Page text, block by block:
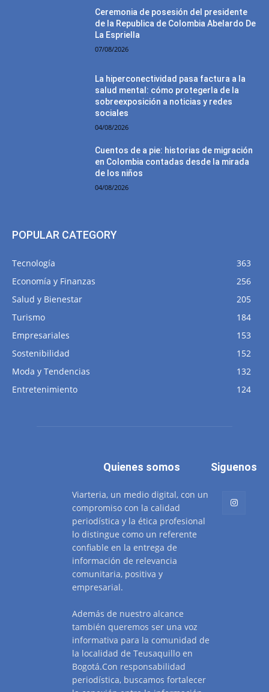
Ceremonia de posesión del presidente
de la Republica de Colombia Abelardo De
La Espriella
07/08/2026
La hiperconectividad pasa factura a la
salud mental: cómo protegerla de la
sobreexposición a noticias y redes
sociales
04/08/2026
Cuentos de a pie: historias de migración
en Colombia contadas desde la mirada
de los niños
04/08/2026
POPULAR CATEGORY
Tecnología
363
Economía y Finanzas
256
Salud y Bienestar
205
Turismo
184
Empresariales
153
Sostenibilidad
152
Moda y Tendencias
132
Entretenimiento
124
Quienes somos
Viarteria, un medio digital, con un
compromiso con la calidad
periodística y la ética profesional
lo distingue como un referente
confiable en la entrega de
información de relevancia
comunitaria, positiva y
empresarial.
Además de nuestro alcance
también queremos ser una voz
informativa para la comunidad de
la localidad de Teusaquillo en
Bogotá.Con responsabilidad
periodística, buscamos fortalecer
Siguenos